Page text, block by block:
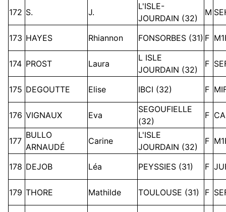
172 S. J.
L'ISLE-
JOURDAIN (32)
M
173 HAYES Rhiannon FONSORBES (31) F
174 PROST Laura
L ISLE
JOURDAIN (32)
F
175 DEGOUTTE Elise IBCI (32) F
176 VIGNAUX Eva
SEGOUFIELLE
(32)
F
177
BULLO
ARNAUDÉ
Carine
L'ISLE
JOURDAIN (32)
F
178 DEJOB Léa PEYSSIES (31) F
179 THORE Mathilde TOULOUSE (31) F